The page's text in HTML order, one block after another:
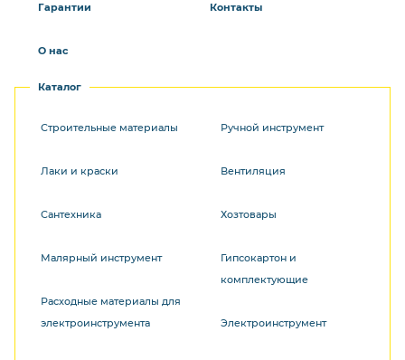
Гарантии
О нас
Контакты
Каталог
Строительные материалы
Лаки и краски
Сантехника
Малярный инструмент
Расходные материалы для
электроинструмента
Ручной инструмент
Вентиляция
Хозтовары
Гипсокартон и
комплектующие
Электроинструмент